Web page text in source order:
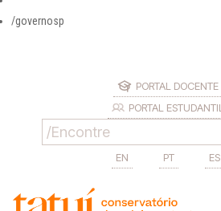
/governosp
PORTAL DOCENTE
PORTAL ESTUDANTIL
EN PT ES